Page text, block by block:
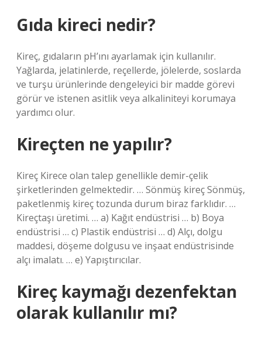
Gıda kireci nedir?
Kireç, gıdaların pH’ını ayarlamak için kullanılır.
Yağlarda, jelatinlerde, reçellerde, jölelerde, soslarda
ve turşu ürünlerinde dengeleyici bir madde görevi
görür ve istenen asitlik veya alkaliniteyi korumaya
yardımcı olur.
Kireçten ne yapılır?
Kireç Kirece olan talep genellikle demir-çelik
şirketlerinden gelmektedir. … Sönmüş kireç Sönmüş,
paketlenmiş kireç tozunda durum biraz farklıdır. …
Kireçtaşı üretimi. … a) Kağıt endüstrisi … b) Boya
endüstrisi … c) Plastik endüstrisi … d) Alçı, dolgu
maddesi, döşeme dolgusu ve inşaat endüstrisinde
alçı imalatı. … e) Yapıştırıcılar.
Kireç kaymağı dezenfektan
olarak kullanılır mı?